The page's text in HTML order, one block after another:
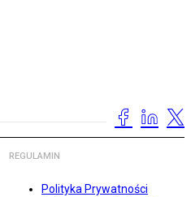
REGULAMIN
Polityka Prywatności